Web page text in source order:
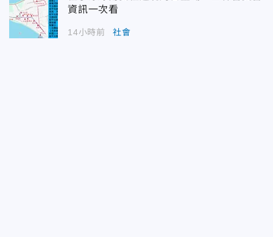
資訊一次看
14小時前 社會